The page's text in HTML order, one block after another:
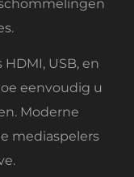
USB, en
eenvoudig u
Moderne
mediaspelers